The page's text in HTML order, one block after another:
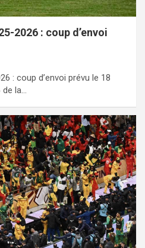
2026 : coup d’envoi
: coup d’envoi prévu le 18
de la…